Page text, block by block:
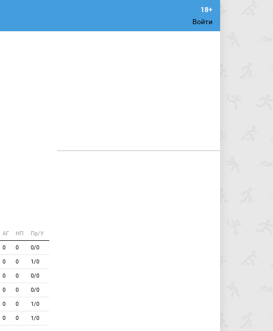
Войти
АГ НП Пр/У
0 0 0/0
0 0 1/0
0 0 0/0
0 0 0/0
0 0 1/0
0 0 1/0